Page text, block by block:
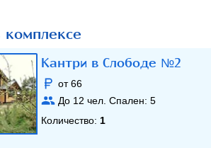
Кантри в Слободе №2
от 66
До 12 чел. Спален: 5
Количество: 1